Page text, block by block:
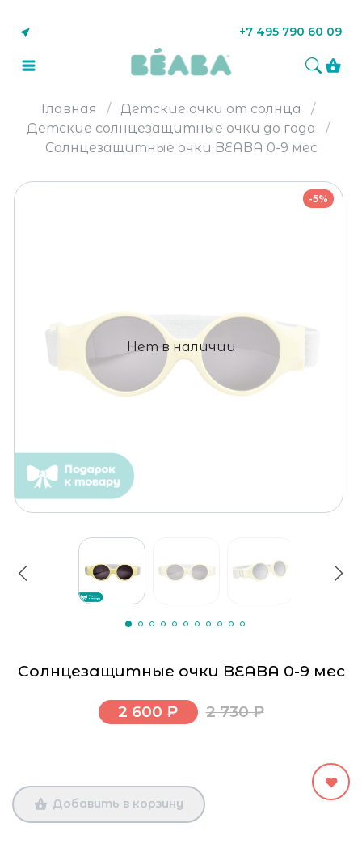
+7 495 790 60 09
Главная
Детские очки от солнца
Детские солнцезащитные очки до года
Солнцезащитные очки BEABA 0-9 мес
Нет в наличии
-5%
Солнцезащитные очки BEABA 0-9 мес
2 600 ₽ 2 730 ₽
Добавить в корзину